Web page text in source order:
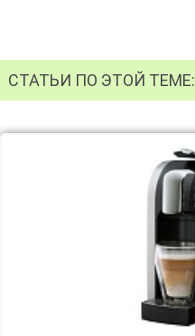
СТАТЬИ ПО ЭТОЙ ТЕМЕ: